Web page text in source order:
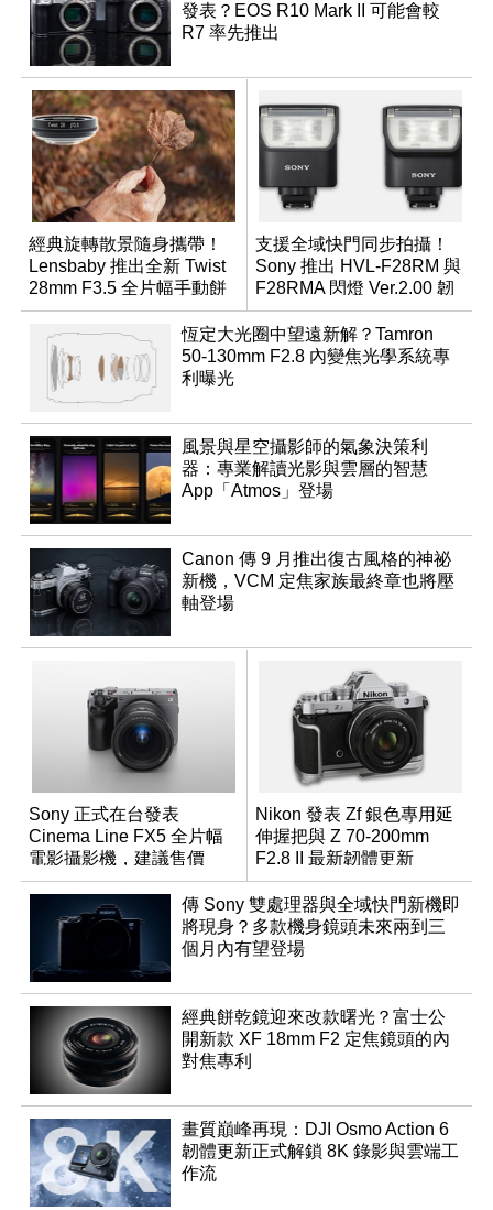
發表？EOS R10 Mark II 可能會較
R7 率先推出
經典旋轉散景隨身攜帶！
Lensbaby 推出全新 Twist
28mm F3.5 全片幅手動餅
乾鏡
支援全域快門同步拍攝！
Sony 推出 HVL-F28RM 與
F28RMA 閃燈 Ver.2.00 韌
體
恆定大光圈中望遠新解？Tamron
50-130mm F2.8 內變焦光學系統專
利曝光
風景與星空攝影師的氣象決策利
器：專業解讀光影與雲層的智慧
App「Atmos」登場
Canon 傳 9 月推出復古風格的神祕
新機，VCM 定焦家族最終章也將壓
軸登場
Sony 正式在台發表
Cinema Line FX5 全片幅
電影攝影機，建議售價
NT$144,980
Nikon 發表 Zf 銀色專用延
伸握把與 Z 70-200mm
F2.8 II 最新韌體更新
傳 Sony 雙處理器與全域快門新機即
將現身？多款機身鏡頭未來兩到三
個月內有望登場
經典餅乾鏡迎來改款曙光？富士公
開新款 XF 18mm F2 定焦鏡頭的內
對焦專利
畫質巔峰再現：DJI Osmo Action 6
韌體更新正式解鎖 8K 錄影與雲端工
作流